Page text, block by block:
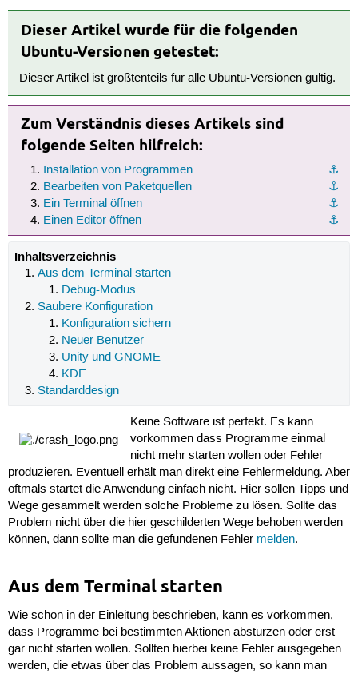
Dieser Artikel wurde für die folgenden
Ubuntu-Versionen getestet:
Dieser Artikel ist größtenteils für alle Ubuntu-Versionen gültig.
Zum Verständnis dieses Artikels sind
folgende Seiten hilfreich:
⚓︎
Installation von Programmen
⚓︎
Bearbeiten von Paketquellen
⚓︎
Ein Terminal öffnen
⚓︎
Einen Editor öffnen
Inhaltsverzeichnis
Aus dem Terminal starten
Debug-Modus
Saubere Konfiguration
Konfiguration sichern
Neuer Benutzer
Unity und GNOME
KDE
Standarddesign
Keine Software ist perfekt. Es kann
vorkommen dass Programme einmal
nicht mehr starten wollen oder Fehler
produzieren. Eventuell erhält man direkt eine Fehlermeldung. Aber
oftmals startet die Anwendung einfach nicht. Hier sollen Tipps und
Wege gesammelt werden solche Probleme zu lösen. Sollte das
Problem nicht über die hier geschilderten Wege behoben werden
können, dann sollte man die gefundenen Fehler melden.
Aus dem Terminal starten
Wie schon in der Einleitung beschrieben, kann es vorkommen,
dass Programme bei bestimmten Aktionen abstürzen oder erst
gar nicht starten wollen. Sollten hierbei keine Fehler ausgegeben
werden, die etwas über das Problem aussagen, so kann man